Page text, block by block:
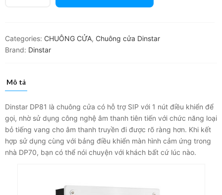
Categories: CHUÔNG CỬA, Chuông cửa Dinstar
Brand: Dinstar
Mô tả
Dinstar DP81 là chuông cửa có hỗ trợ SIP với 1 nút điều khiển để
gọi, nhờ sử dụng công nghệ âm thanh tiên tiến với chức năng loại
bỏ tiếng vang cho âm thanh truyền đi được rõ ràng hơn. Khi kết
hợp sử dụng cùng với bảng điều khiển màn hình cảm ứng trong
nhà DP70, bạn có thể nói chuyện với khách bất cứ lúc nào.